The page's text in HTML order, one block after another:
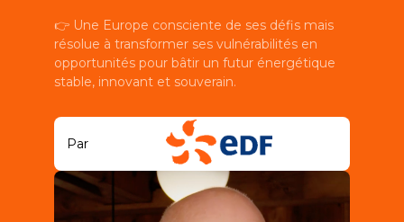
👉 Une Europe consciente de ses défis mais
résolue à transformer ses vulnérabilités en
opportunités pour bâtir un futur énergétique
stable, innovant et souverain.
Par